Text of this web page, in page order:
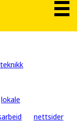
lokale
nettsider